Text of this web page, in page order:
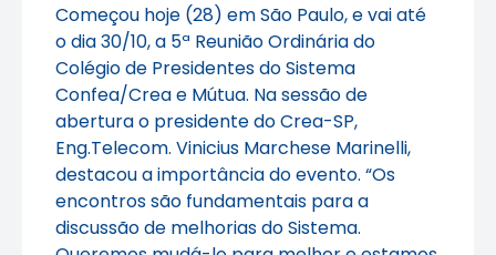
Começou hoje (28) em São Paulo, e vai até
o dia 30/10, a 5ª Reunião Ordinária do
Colégio de Presidentes do Sistema
Confea/Crea e Mútua. Na sessão de
abertura o presidente do Crea-SP,
Eng.Telecom. Vinicius Marchese Marinelli,
destacou a importância do evento. “Os
encontros são fundamentais para a
discussão de melhorias do Sistema.